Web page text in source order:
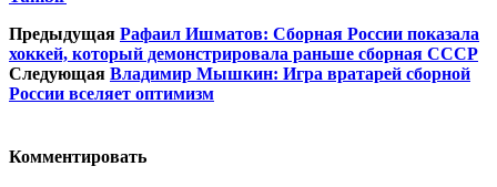
Предыдущая Рафаил Ишматов: Сборная России показала
хоккей, который демонстрировала раньше сборная СССР
Следующая Владимир Мышкин: Игра вратарей сборной
России вселяет оптимизм
Комментировать